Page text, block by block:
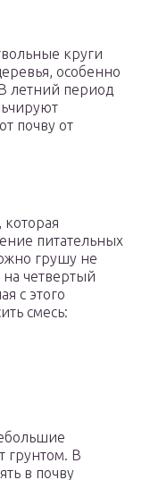
круги
особенно
летний период
почву от
питательных
грушу не
четвертый
с этого
смесь:
грунтом. В
в почву